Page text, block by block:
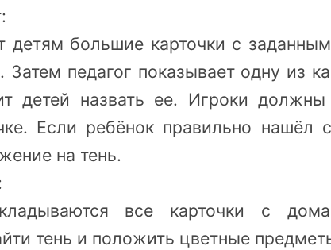
детям большие карточки с
Затем педагог показывает одну из
детей назвать ее. Игроки
Если ребёнок правильно нашёл
на тень.
все карточки с
тень и положить цветные